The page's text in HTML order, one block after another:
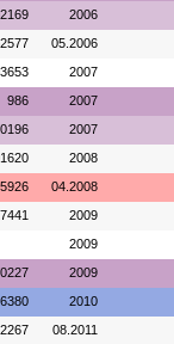
2006
05.2006
2007
986 2007
2007
2008
04.2008
2009
2009
2009
2010
08.2011